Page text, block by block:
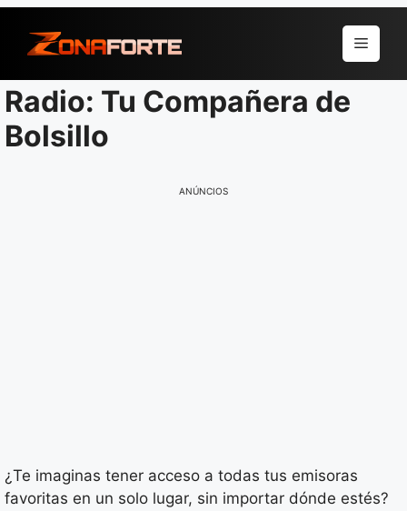
para
conteúdo
Menu
Radio: Tu Compañera de
Bolsillo
ANÚNCIOS
¿Te imaginas tener acceso a todas tus emisoras
favoritas en un solo lugar, sin importar dónde estés?